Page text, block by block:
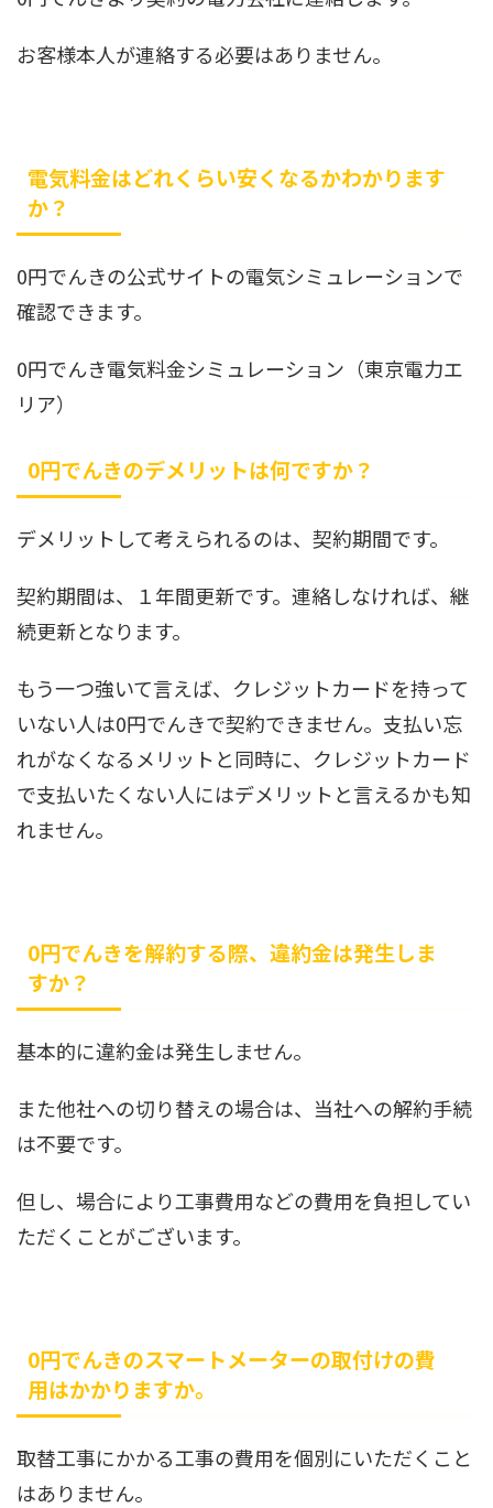
お客様本人が連絡する必要はありません。
電気料金はどれくらい安くなるかわかります
か？
0円でんきの公式サイトの電気シミュレーションで
確認できます。
0円でんき電気料金シミュレーション（東京電力エ
リア）
0円でんきのデメリットは何ですか？
デメリットして考えられるのは、契約期間です。
契約期間は、１年間更新です。連絡しなければ、継
続更新となります。
もう一つ強いて言えば、クレジットカードを持って
いない人は0円でんきで契約できません。支払い忘
れがなくなるメリットと同時に、クレジットカード
で支払いたくない人にはデメリットと言えるかも知
れません。
0円でんきを解約する際、違約金は発生しま
すか？
基本的に違約金は発生しません。
また他社への切り替えの場合は、当社への解約手続
は不要です。
但し、場合により工事費用などの費用を負担してい
ただくことがございます。
0円でんきのスマートメーターの取付けの費
用はかかりますか。
取替工事にかかる工事の費用を個別にいただくこと
はありません。